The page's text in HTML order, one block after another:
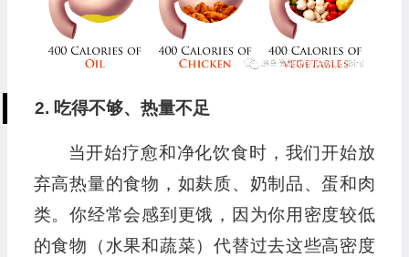
2. 吃得不够、热量不足
当开始疗愈和净化饮食时，我们开始放
弃高热量的食物，如麸质、奶制品、蛋和肉
类。你经常会感到更饿，因为你用密度较低
的食物（水果和蔬菜）代替过去这些高密度